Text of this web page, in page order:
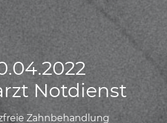
Notdienst
Zahnbehandlung
Notdienst
Zahnbehandlung
Notdienst
Zahnbehandlung